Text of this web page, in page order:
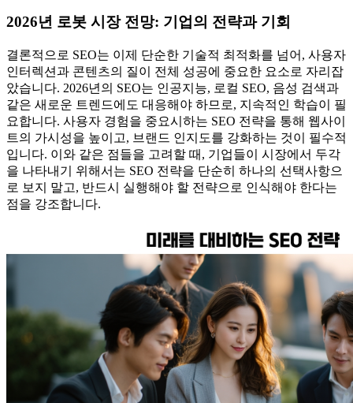
2026년 로봇 시장 전망: 기업의 전략과 기회
결론적으로 SEO는 이제 단순한 기술적 최적화를 넘어, 사용자
인터렉션과 콘텐츠의 질이 전체 성공에 중요한 요소로 자리잡
았습니다. 2026년의 SEO는 인공지능, 로컬 SEO, 음성 검색과
같은 새로운 트렌드에도 대응해야 하므로, 지속적인 학습이 필
요합니다. 사용자 경험을 중요시하는 SEO 전략을 통해 웹사이
트의 가시성을 높이고, 브랜드 인지도를 강화하는 것이 필수적
입니다. 이와 같은 점들을 고려할 때, 기업들이 시장에서 두각
을 나타내기 위해서는 SEO 전략을 단순히 하나의 선택사항으
로 보지 말고, 반드시 실행해야 할 전략으로 인식해야 한다는
점을 강조합니다.